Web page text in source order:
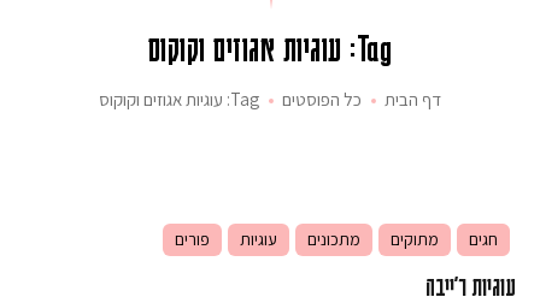
Tag: עוגיות אגוזים וקוקוס
דף הבית כל הפוסטים Tag: עוגיות אגוזים וקוקוס
חגים מתוקים מתכונים עוגיות פורים
עוגיות ר'ייבה